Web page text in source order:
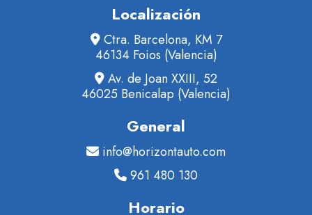
Localización
Ctra. Barcelona, KM 7
46134 Foios (Valencia)
Av. de Joan XXIII, 52
46025 Benicalap (Valencia)
General
info@horizontauto.com
961 480 130
Horario